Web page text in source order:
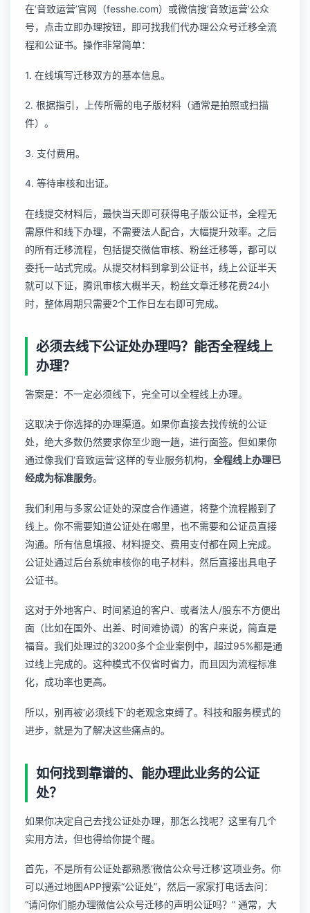
在‘音致运营’官网（fesshe.com）或微信搜‘音致运营’公众
号，点击立即办理按钮，即可找我们代办理公众号迁移全流
程和公证书。操作非常简单：
1. 在线填写迁移双方的基本信息。
2. 根据指引，上传所需的电子版材料（通常是拍照或扫描
件）。
3. 支付费用。
4. 等待审核和出证。
在线提交材料后，最快当天即可获得电子版公证书，全程无
需原件和线下办理，不需要法人配合，大幅提升效率。之后
的所有迁移流程，包括提交微信审核、粉丝迁移等，都可以
委托一站式完成。从提交材料到拿到公证书，线上公证半天
就可以下证，腾讯审核大概半天，粉丝文章迁移花费24小
时，整体周期只需要2个工作日左右即可完成。
必须去线下公证处办理吗？能否全程线上
办理？
答案是：不一定必须线下，完全可以全程线上办理。
这取决于你选择的办理渠道。如果你直接去找传统的公证
处，绝大多数仍然要求你至少跑一趟，进行面签。但如果你
通过像我们‘音致运营’这样的专业服务机构， 全程线上办理已
经成为标准服务。
我们利用与多家公证处的深度合作通道，将整个流程搬到了
线上。你不需要知道公证处在哪里，也不需要和公证员直接
沟通。所有信息填报、材料提交、费用支付都在网上完成。
公证处通过后台系统审核你的电子材料，然后直接出具电子
公证书。
这对于外地客户、时间紧迫的客户、或者法人/股东不方便出
面（比如在国外、出差、时间难协调）的客户来说，简直是
福音。我们处理过的3200多个企业案例中，超过95%都是通
过线上完成的。这种模式不仅省时省力，而且因为流程标准
化，成功率也更高。
所以，别再被‘必须线下’的老观念束缚了。科技和服务模式的
进步，就是为了解决这些痛点的。
如何找到靠谱的、能办理此业务的公证
处？
如果你决定自己去找公证处办理，那怎么找呢？这里有几个
实用方法，但也得给你提个醒。
首先，不是所有公证处都熟悉‘微信公众号迁移’这项业务。你
可以通过地图APP搜索“公证处”，然后一家家打电话去问：
“请问你们能办理微信公众号迁移的声明公证吗？” 通常，大